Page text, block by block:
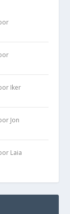
Iker
Jon
Laia